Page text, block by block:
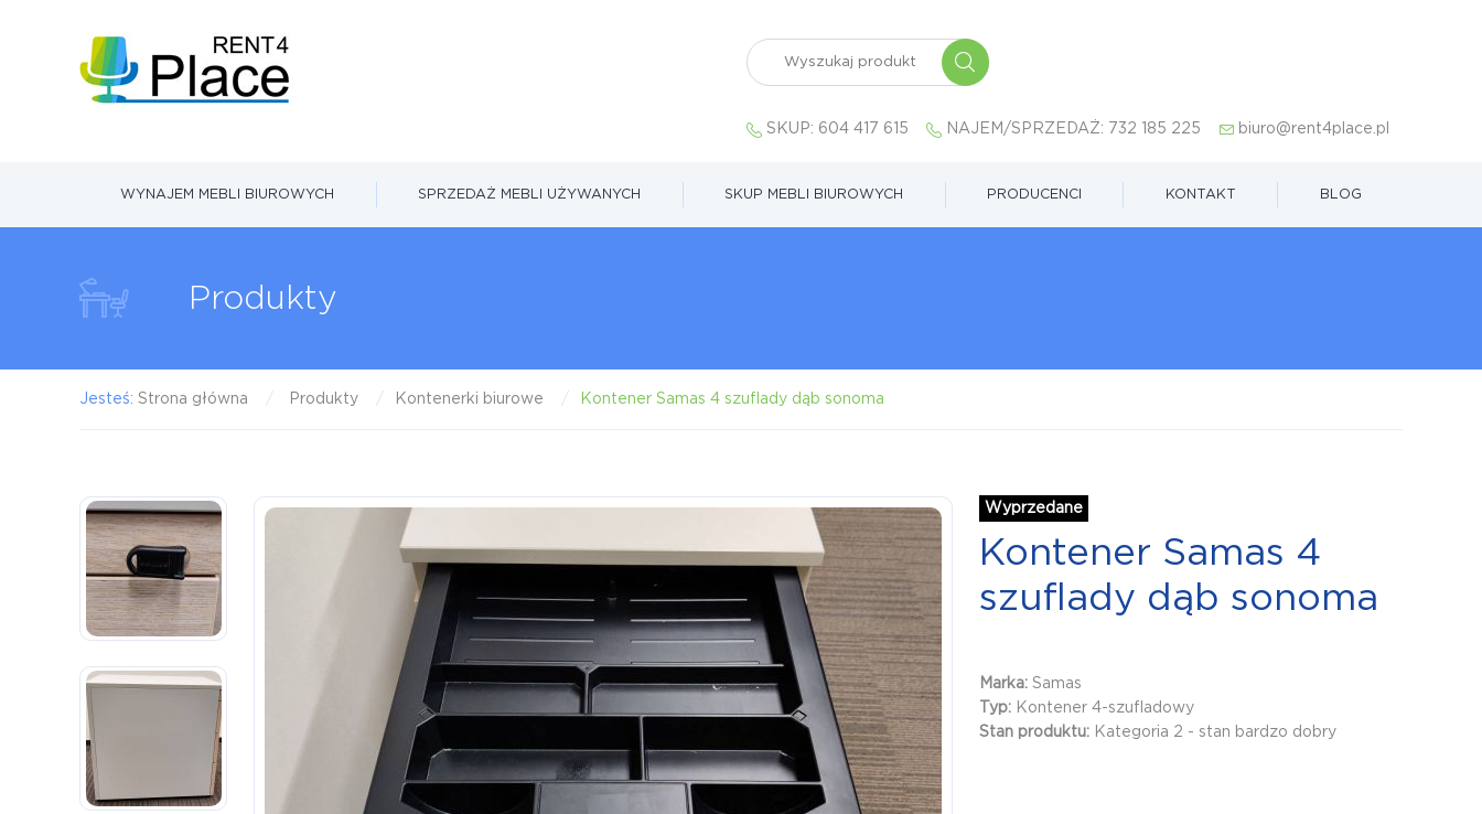
SKUP: 604 417 615 NAJEM/SPRZEDAŻ: 732 185 225 biuro@rent4place.pl
WYNAJEM MEBLI BIUROWYCH SPRZEDAŻ MEBLI UŻYWANYCH SKUP MEBLI BIUROWYCH PRODUCENCI KONTAKT BLOG
Produkty
Jesteś: Strona główna Produkty Kontenerki biurowe Kontener Samas 4 szuflady dąb sonoma
Wyprzedane
Kontener Samas 4
szuflady dąb sonoma
Marka:Samas
Typ: Kontener 4-szufladowy
Stan produktu: Kategoria 2 - stan bardzo dobry